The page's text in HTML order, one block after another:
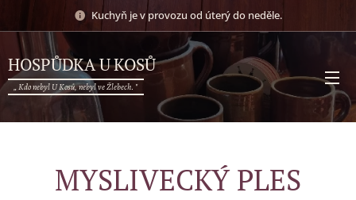
Kuchyň je v provozu od úterý do neděle.
HOSPŮDKA U KOSŮ
„ Kdo nebyl U Kosů, nebyl ve Žlebech. "
MYSLIVECKÝ PLES